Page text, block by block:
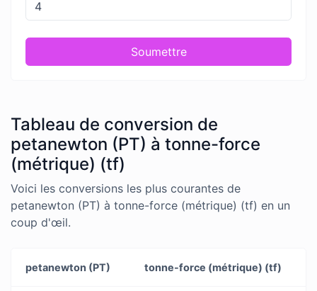
Soumettre
Tableau de conversion de
petanewton (PT) à tonne-force
(métrique) (tf)
Voici les conversions les plus courantes de
petanewton (PT) à tonne-force (métrique) (tf) en un
coup d'œil.
petanewton (PT) tonne-force (métrique) (tf)